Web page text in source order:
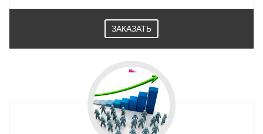
ЗАКАЗАТЬ